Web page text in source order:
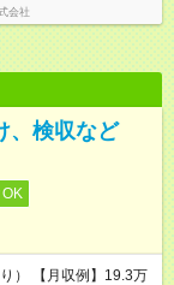
会社
、検収など
） 【月収例】19.3万